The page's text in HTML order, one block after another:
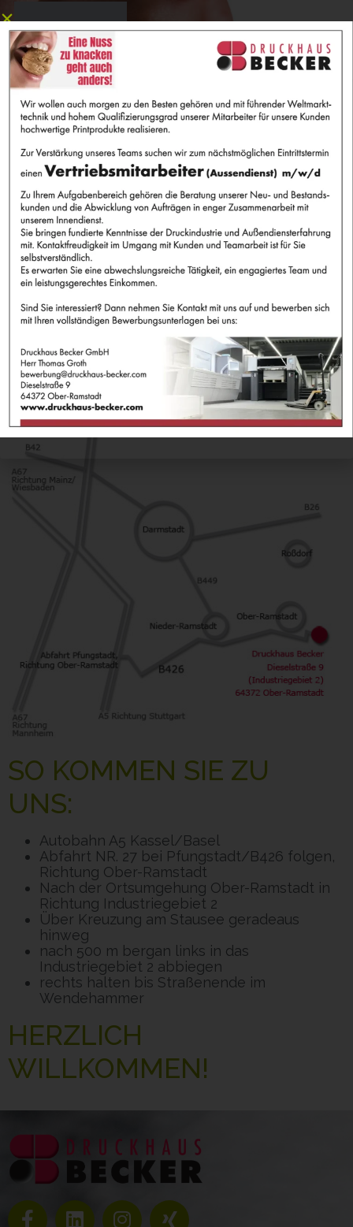
ANFAHRT
SO KOMMEN SIE ZU
UNS:
Autobahn A5 Kassel/Basel
Abfahrt NR. 27 bei Pfungstadt/B426 folgen,
Richtung Ober-Ramstadt
Nach der Ortsumgehung Ober-Ramstadt in
Richtung Industriegebiet 2
Über Kreuzung am Stausee geradeaus
hinweg
nach 500 m bergan links in das
Industriegebiet 2 abbiegen
rechts halten bis Straßenende im
Wendehammer
HERZLICH
WILLKOMMEN!